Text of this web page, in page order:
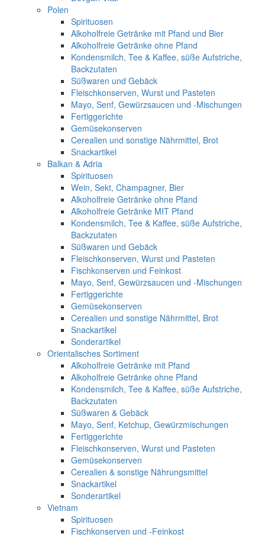
Polen
Spirituosen
Alkoholfreie Getränke mit Pfand und Bier
Alkoholfreie Getränke ohne Pfand
Kondensmilch, Tee & Kaffee, süße Aufstriche,
Backzutaten
Süßwaren und Gebäck
Fleischkonserven, Wurst und Pasteten
Mayo, Senf, Gewürzsaucen und -Mischungen
Fertiggerichte
Gemüsekonserven
Cerealien und sonstige Nährmittel, Brot
Snackartikel
Balkan & Adria
Spirituosen
Wein, Sekt, Champagner, Bier
Alkoholfreie Getränke ohne Pfand
Alkoholfreie Getränke MIT Pfand
Kondensmilch, Tee & Kaffee, süße Aufstriche,
Backzutaten
Süßwaren und Gebäck
Fleischkonserven, Wurst und Pasteten
Fischkonserven und Feinkost
Mayo, Senf, Gewürzsaucen und -Mischungen
Fertiggerichte
Gemüsekonserven
Cerealien und sonstige Nährmittel, Brot
Snackartikel
Sonderartikel
Orientalisches Sortiment
Alkoholfreie Getränke mit Pfand
Alkoholfreie Getränke ohne Pfand
Kondensmilch, Tee & Kaffee, süße Aufstriche,
Backzutaten
Süßwaren & Gebäck
Mayo, Senf, Ketchup, Gewürzmischungen
Fertiggerichte
Fleischkonserven, Wurst und Pasteten
Gemüsekonserven
Cerealien & sonstige Nährungsmittel
Snackartikel
Sonderartikel
Vietnam
Spirituosen
Fischkonserven und -Feinkost